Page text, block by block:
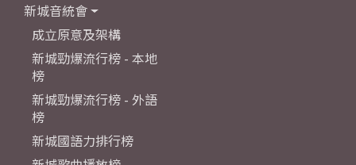
新城音統會
成立原意及架構
新城勁爆流行榜 - 本地
榜
新城勁爆流行榜 - 外語
榜
新城國語力排行榜